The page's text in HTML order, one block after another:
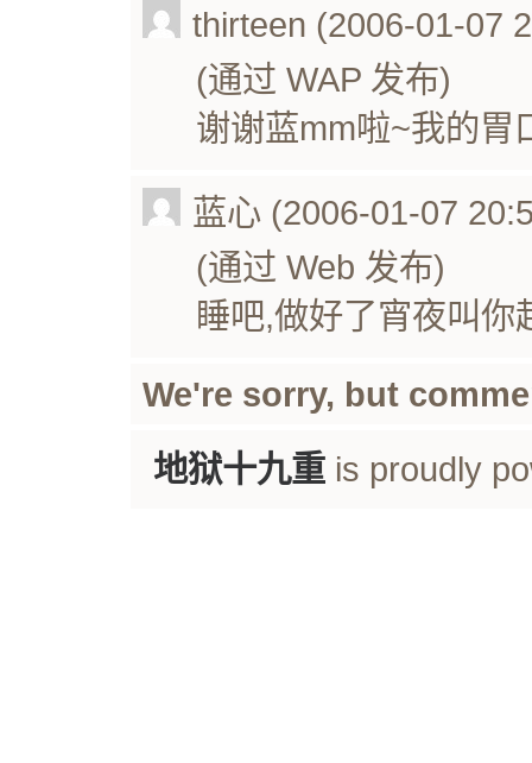
thirteen (2006-01-07
(通过 WAP 发布)
谢谢蓝mm啦~我的胃
蓝心 (2006-01-07
(通过 Web 发布)
睡吧,做好了宵夜叫你
We're sorry, but
地狱十九重is proudly